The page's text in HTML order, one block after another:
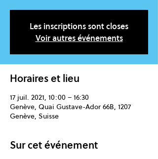
Les inscriptions sont closes
Voir autres événements
Horaires et lieu
17 juil. 2021, 10:00 – 16:30
Genève, Quai Gustave-Ador 66B, 1207
Genève, Suisse
Sur cet événement